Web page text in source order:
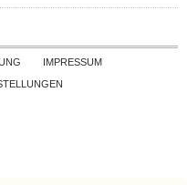
to contentIMPRESSUM